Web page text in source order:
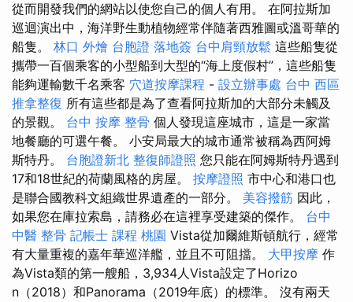
從而開發我們的網站以使您自己的個人有用。 在阿拉斯加
巡迴演出中，海洋野生動植物經常伴隨著西雅圖或溫哥華的
船隻。 林口 外燴 台胞證 落地簽 台中肩頸放鬆 這些船隻從
攜帶一百個乘客的小型船到大型的“海上度假村”，這些船隻
能夠運輸數千名乘客 穴道按摩課程 - 設立辦事處 台中 西區
推拿整復 所有這些都是為了查看阿拉斯加的大部分未觸及
的景觀。 台中 按摩 整骨 個人發現這座城市，這是一家當
地餐廳的可選午餐。 小安局最大的城市通常被稱為西阿姆
斯特丹。 台胞證新北 整復師證照 您只能在阿姆斯特丹遇到
17和18世紀的荷蘭風格的房屋。 按摩證照 市中心和港口也
是聯合國教科文組織世界遺產的一部分。 美容撥筋 因此，
如果您在庫拉索島，請務必在這裡享受建築的傑作。 台中
中醫 整骨 記帳士 課程 桃園 Vista從加爾維斯頓航行，經常
有大量重複的嘉年華巡洋艦，並且不可阻擋。 大甲按摩 作
為Vista類的第一艘船，3,934人Vista設定了Horizo​​
n（2018）和Panorama（2019年底）的標準。 沒有兩天